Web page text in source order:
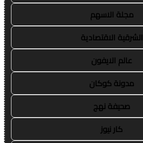
مجلة الاسهم
الشرقية الاقتصادية
عالم الايفون
مدونة كوكان
صحيفة نهج
كار نيوز